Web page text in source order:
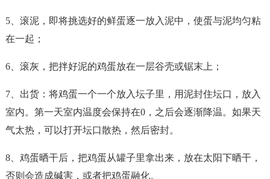
5、滚泥，即将挑选好的鲜蛋逐一放入泥中，使蛋与泥均匀粘
在一起；
6、滚灰，把拌好泥的鸡蛋放在一层谷壳或锯末上；
7、出货：将鸡蛋一个一个放入坛子里，用泥封住坛口，放入
室内。第一天室内温度会保持在0，之后会逐渐降温。如果天
气太热，可以打开坛口散热，然后密封。
8、鸡蛋晒干后，把鸡蛋从罐子里拿出来，放在太阳下晒干，
否则会造成碱害，或者把鸡蛋融化。